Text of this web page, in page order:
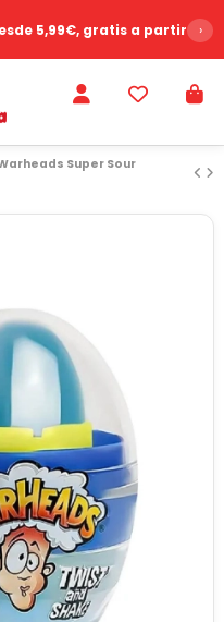
5,99€, gratis a partir de
›
Super Sour